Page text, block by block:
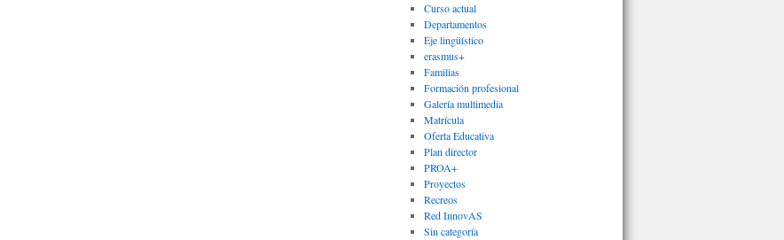
Curso actual
Departamentos
Eje lingüístico
erasmus+
Familias
Formación profesional
Galería multimedia
Matrícula
Oferta Educativa
Plan director
PROA+
Proyectos
Recreos
Red InnovAS
Sin categoría